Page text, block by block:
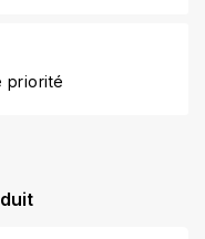
priorité